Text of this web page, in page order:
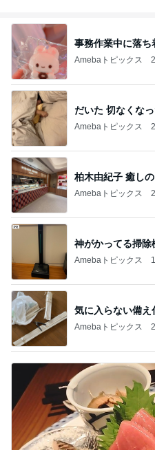
事務作業中に落ち
Amebaトピックス
だいた 切なくな
Amebaトピックス
柏木由紀子 癒し
Amebaトピックス
神がかってる掃除
Amebaトピックス
気に入らない備え
Amebaトピックス